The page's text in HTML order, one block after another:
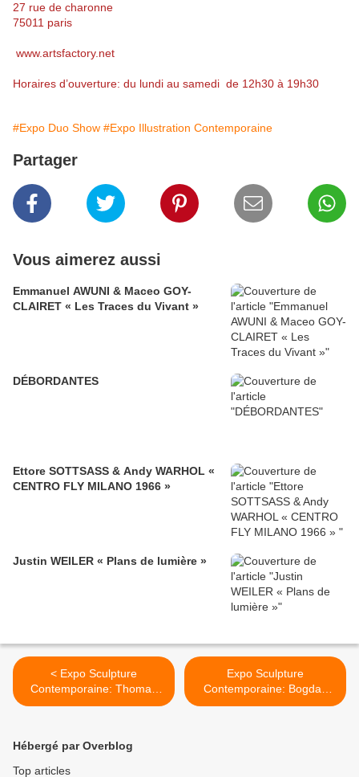
27 rue de charonne
75011 paris
www.artsfactory.net
Horaires d’ouverture: du lundi au samedi de 12h30 à 19h30
#Expo Duo Show #Expo Illustration Contemporaine
Partager
Vous aimerez aussi
Emmanuel AWUNI & Maceo GOY-
CLAIRET « Les Traces du Vivant »
DÉBORDANTES
Ettore SOTTSASS & Andy WARHOL «
CENTRO FLY MILANO 1966 »
Justin WEILER « Plans de lumière »
< Expo Sculpture
Contemporaine: Thomas
LEROOY "Beauty in the
Expo Sculpture
Contemporaine: Bogdan
RATA "New sculptures" >
Hébergé par Overblog
Top articles